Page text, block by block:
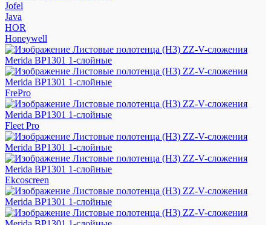
Jofel
Java
HOR
Honeywell
FrePro
Fleet Pro
Ekcoscreen